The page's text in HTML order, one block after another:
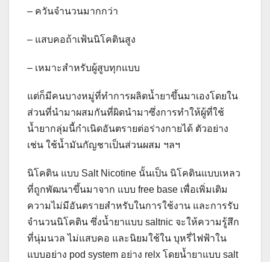
– ควันจำนวนมากกว่า
– แสบคอถ้าเฟ้นนิโคตินสูง
– เหมาะสำหรับผู้สูบทุกแบบ
แต่ก็มีคนบางหมู่ที่ทำการผลิตน้ำยาขึ้นมาเองโดยใน
ส่วนที่นำมาผสมกันที่ผิดนำมาซึ่งการทำให้ผู้ที่ใช้
น้ำยากลุ่มนี้กำเนิดอันตรายต่อร่างกายได้ ตัวอย่าง
เช่น ใช้น้ำมันกัญชาเป็นส่วนผสม ฯลฯ
นิโคติน แบบ Salt Nicotine นั้นเป็น นิโคตินแบบเหลว
ที่ถูกพัฒนาขึ้นมาจาก แบบ free base เพื่อเพิ่มเติม
ความไม่มีอันตรายสำหรับในการใช้งาน และการรับ
จำนวนนิโคติน ซึ่งน้ำยาแบบ saltnic จะให้ความรู้สึก
ที่นุ่มนวล ไม่แสบคอ และนิยมใช้ใน บุหรี่ไฟฟ้าใน
แบบอย่าง pod system อย่าง relx โดยน้ำยาแบบ salt